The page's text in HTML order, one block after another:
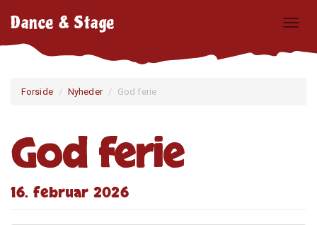
Dance & Stage
Forside Nyheder God ferie
God ferie
16. februar 2026